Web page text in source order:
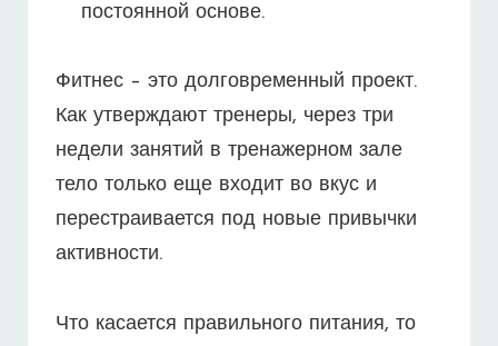
постоянной основе.
Фитнес – это долговременный проект.
Как утверждают тренеры, через три
недели занятий в тренажерном зале
тело только еще входит во вкус и
перестраивается под новые привычки
активности.
Что касается правильного питания, то